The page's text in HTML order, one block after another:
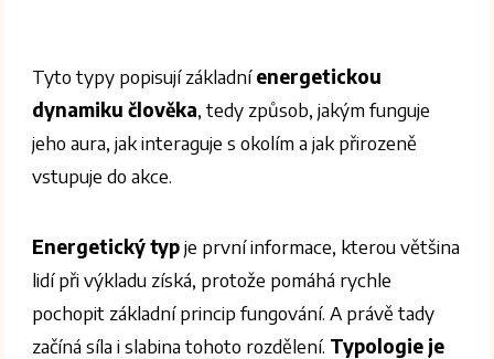
Tyto typy popisují základníenergetickou
dynamiku člověka, tedy způsob, jakým funguje
jeho aura, jak interaguje s okolím a jak přirozeně
vstupuje do akce.
Energetický typje první informace, kterou většina
lidí při výkladu získá, protože pomáhá rychle
pochopit základní princip fungování. A právě tady
začíná síla i slabina tohoto rozdělení. Typologie je